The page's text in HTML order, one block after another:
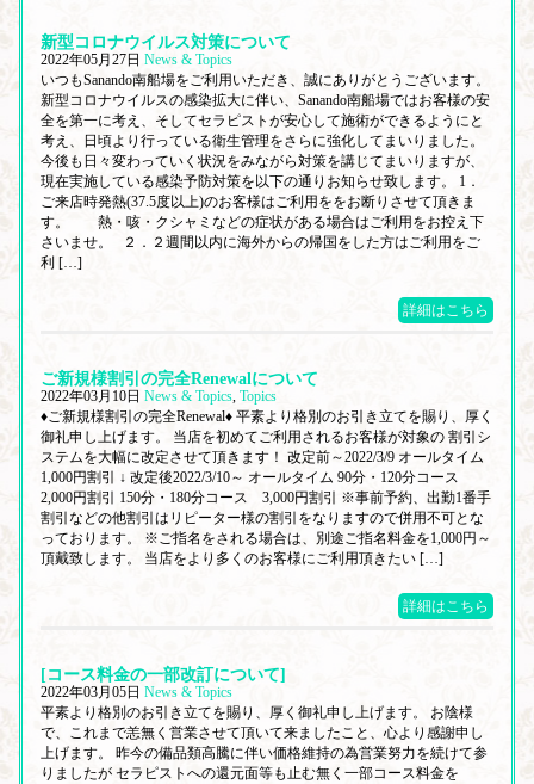
新型コロナウイルス対策について
2022年05月27日 News & Topics
いつもSanando南船場をご利用いただき、誠にありがとうございます。
新型コロナウイルスの感染拡大に伴い、Sanando南船場ではお客様の安
全を第一に考え、そしてセラピストが安心して施術ができるようにと
考え、日頃より行っている衛生管理をさらに強化してまいりました。
今後も日々変わっていく状況をみながら対策を講じてまいりますが、
現在実施している感染予防対策を以下の通りお知らせ致します。 1．
ご来店時発熱(37.5度以上)のお客様はご利用ををお断りさせて頂きま
す。 熱・咳・クシャミなどの症状がある場合はご利用をお控え下
さいませ。 ２．２週間以内に海外からの帰国をした方はご利用をご
利 […]
詳細はこちら
ご新規様割引の完全Renewalについて
2022年03月10日 News & Topics, Topics
♦ご新規様割引の完全Renewal♦ 平素より格別のお引き立てを賜り、厚く
御礼申し上げます。 当店を初めてご利用されるお客様が対象の 割引シ
ステムを大幅に改定させて頂きます！ 改定前～2022/3/9 オールタイム
1,000円割引 ↓ 改定後2022/3/10～ オールタイム 90分・120分コース
2,000円割引 150分・180分コース 3,000円割引 ※事前予約、出勤1番手
割引などの他割引はリピーター様の割引をなりますので併用不可とな
っております。 ※ご指名をされる場合は、別途ご指名料金を1,000円～
頂戴致します。 当店をより多くのお客様にご利用頂きたい […]
詳細はこちら
[コース料金の一部改訂について]
2022年03月05日 News & Topics
平素より格別のお引き立てを賜り、厚く御礼申し上げます。 お陰様
で、これまで恙無く営業させて頂いて来ましたこと、心より感謝申し
上げます。 昨今の備品類高騰に伴い価格維持の為営業努力を続けて参
りましたが セラピストへの還元面等も止む無く一部コース料金を